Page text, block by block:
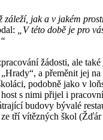
záleží, jak a v jakém
„V této době je pro
žádosti, ale
a přeměnit jej na
podobně jako v
s nimi přijel i
budovy bývalé
tří vítězných škol